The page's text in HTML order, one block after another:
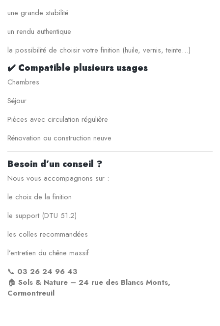
une grande stabilité
un rendu authentique
la possibilité de choisir votre finition (huile, vernis, teinte…)
✔️ Compatible plusieurs usages
Chambres
Séjour
Pièces avec circulation régulière
Rénovation ou construction neuve
Besoin d’un conseil ?
Nous vous accompagnons sur :
le choix de la finition
le support (DTU 51.2)
les colles recommandées
l’entretien du chêne massif
📞 03 26 24 96 43
🏠 Sols & Nature – 24 rue des Blancs Monts,
Cormontreuil